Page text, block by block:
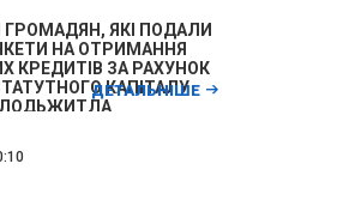
ГРОМАДЯН, ЯКІ ПОДАЛИ
НА ОТРИМАННЯ
КРЕДИТІВ ЗА РАХУНОК
КАПІТАЛУ
ДЕТАЛЬНІШЕ